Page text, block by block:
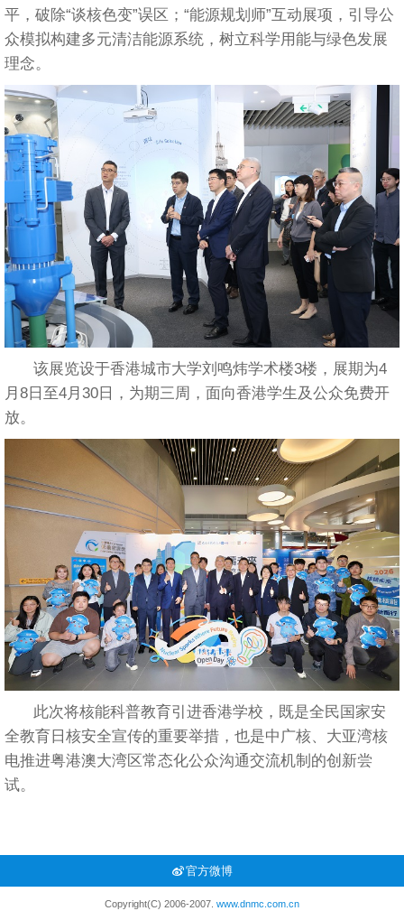
平，破除“谈核色变”误区；“能源规划师”互动展项，引导公
众模拟构建多元清洁能源系统，树立科学用能与绿色发展
理念。
该展览设于香港城市大学刘鸣炜学术楼3楼，展期为4
月8日至4月30日，为期三周，面向香港学生及公众免费开
放。
此次将核能科普教育引进香港学校，既是全民国家安
全教育日核安全宣传的重要举措，也是中广核、大亚湾核
电推进粤港澳大湾区常态化公众沟通交流机制的创新尝
试。
官方微博
Copyright(C) 2006-2007. www.dnmc.com.cn